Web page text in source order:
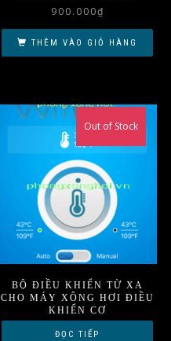
900.000₫
THÊM VÀO GIỎ HÀNG
BỘ ĐIỀU KHIỂN TỪ XA
CHO MÁY XÔNG HƠI ĐIỀU
KHIỂN CƠ
Out of Stock
ĐỌC TIẾP